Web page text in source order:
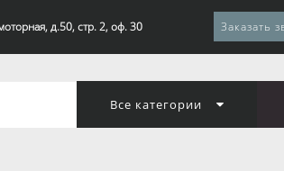
д.50, стр. 2, оф. 30 Заказать
Все категории